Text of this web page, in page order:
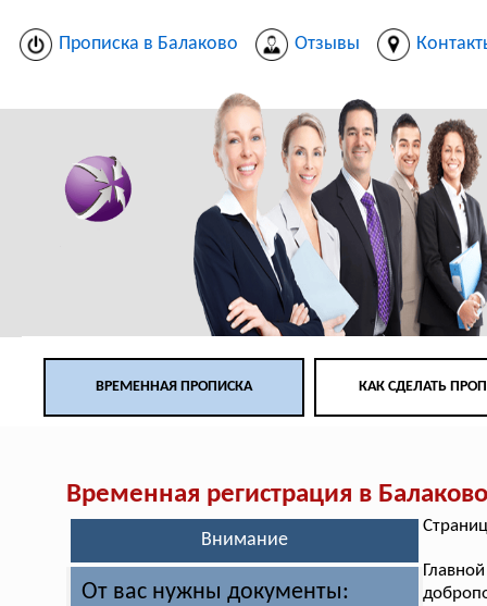
Прописка в Балаково Отзывы
ВРЕМЕННАЯ ПРОПИСКА КАК СДЕЛАТЬ
Временная регистрация в
Внимание
От вас нужны документы: